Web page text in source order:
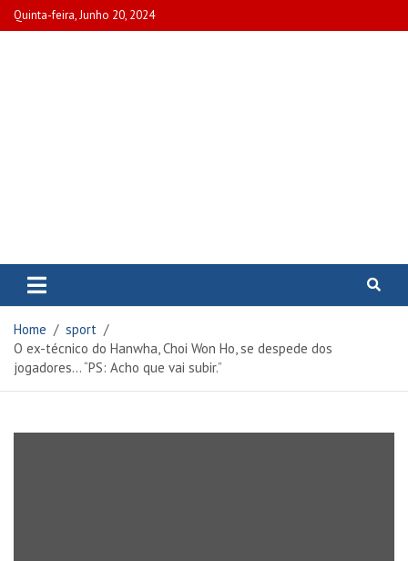
Skip
to
Quinta-feira, Junho 20, 2024
www.portalcascais.pt
recentes e veja programas de TV,
reportagens e podcasts
www.portalcascais.pt
Home
sport
O ex-técnico do Hanwha, Choi Won Ho, se despede dos
jogadores… “PS: Acho que vai subir.”